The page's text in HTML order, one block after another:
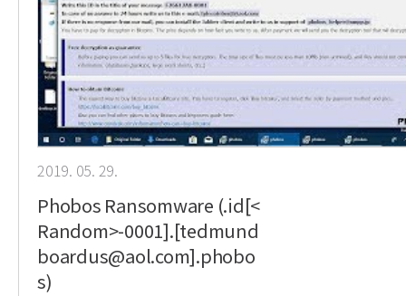
2019. 05. 29.
Phobos Ransomware (.id[<
Random>-0001].[tedmund
boardus@aol.com].phobo
s)